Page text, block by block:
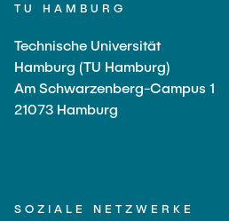
TU HAMBURG
Technische Universität
Hamburg (TU Hamburg)
Am Schwarzenberg-Campus 1
21073 Hamburg
SOZIALE NETZWERKE